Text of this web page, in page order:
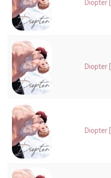
Diopter
Diopter
Diopter